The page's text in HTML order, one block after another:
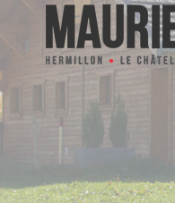
VIE
HISTOIRE